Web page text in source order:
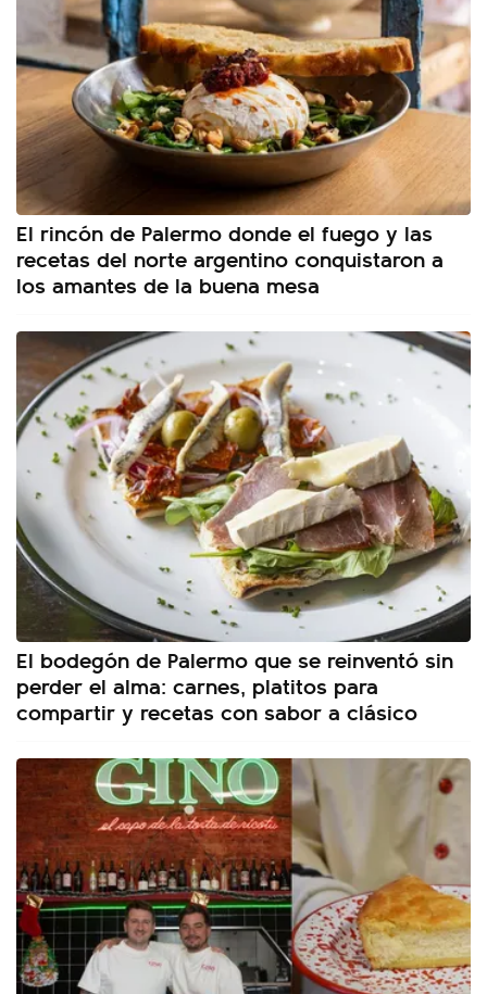
El rincón de Palermo donde el fuego y las
recetas del norte argentino conquistaron a
los amantes de la buena mesa
El bodegón de Palermo que se reinventó sin
perder el alma: carnes, platitos para
compartir y recetas con sabor a clásico